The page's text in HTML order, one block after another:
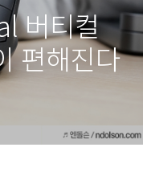
버티컬
편해진다